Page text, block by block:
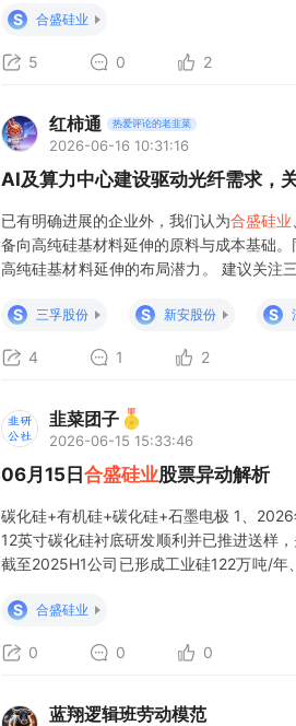
头企业水平。 3、截至2025
S 合盛硅业
5 0 2
红柿通 热爱评论的老韭菜
2026-06-16 10:31:16
AI及算力中心建设驱动光纤需求，
已有明确进展的企业外，我们认为合盛硅业
备向高纯硅基材料延伸的原料与成本基础。
高纯硅基材料延伸的布局潜力。 建议关注
S
三孚股份 S 新安股份 S
4 1 2
韭菜团子
2026-06-15 15:33:46
06月15日 合盛硅业股票异动解析
碳化硅+有机硅+碳化硅+石墨电极 1、
12英寸碳化硅衬底研发顺利并已推进送样
截至2025H1公司已形成工业硅122万吨/
4日互动，公司6/8英寸碳
S 合盛硅业
0 0 0
蓝翔逻辑班劳动模范